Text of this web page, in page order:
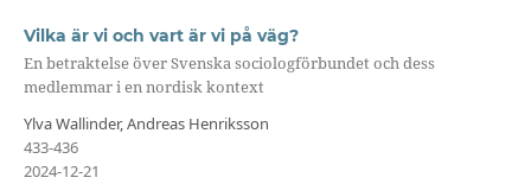
Vilka är vi och vart är vi på väg?
En betraktelse över Svenska sociologförbundet och dess
medlemmar i en nordisk kontext
Ylva Wallinder, Andreas Henriksson
433-436
2024-12-21